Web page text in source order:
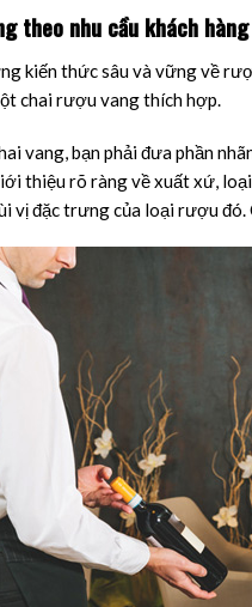
theo nhu cầu khách hàng
kiến thức sâu và vững về
chai rượu vang thích hợp.
vang, bạn phải đưa phần
thiệu rõ ràng về xuất xứ,
vị đặc trưng của loại rượu